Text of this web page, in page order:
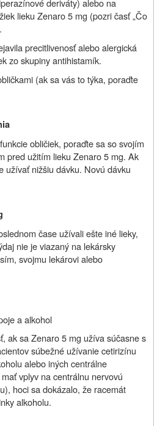
deriváty) alebo na
lieku Zenaro 5 mg (pozri časť „Čo
precitlivenosť alebo alergická
zo skupiny antihistamík.
(ak sa vás to týka, poraďte
obličiek, poraďte sa so svojím
pred užitím lieku Zenaro 5 mg. Ak
užívať nižšiu dávku. Novú dávku
čase užívali ešte iné lieky,
nie je viazaný na lekársky
svojmu lekárovi alebo
a alkohol
ak sa Zenaro 5 mg užíva súčasne s
súbežné užívanie cetirizínu
alebo iných centrálne
vplyv na centrálnu nervovú
hoci sa dokázalo, že racemát
alkoholu.